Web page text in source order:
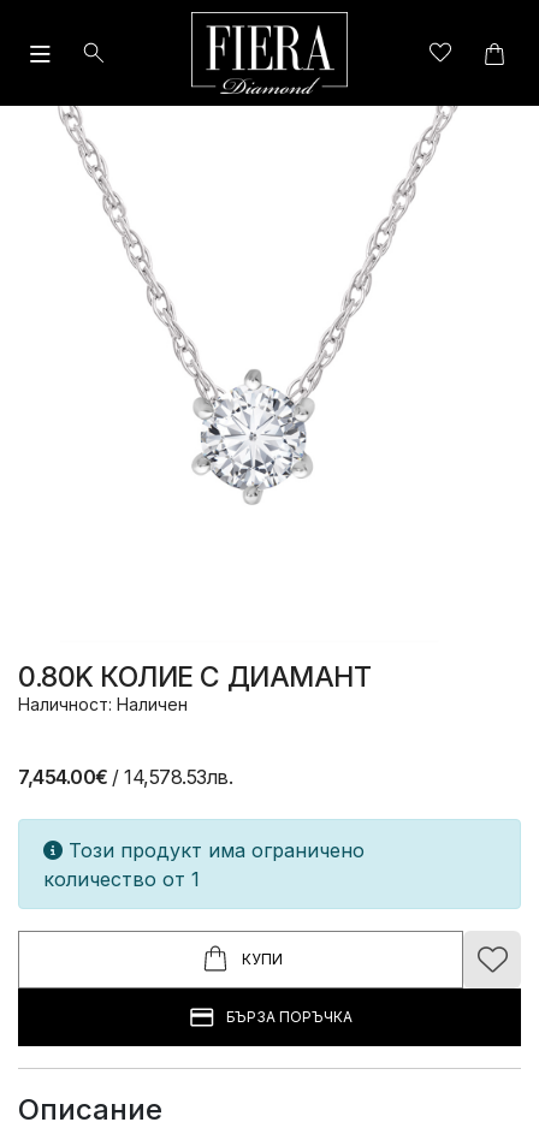
0.80K КОЛИЕ С ДИАМАНТ
Наличност: Наличен
7,454.00€ / 14,578.53лв.
Този продукт има ограничено
количество от 1
КУПИ
БЪРЗА ПОРЪЧКА
Описание